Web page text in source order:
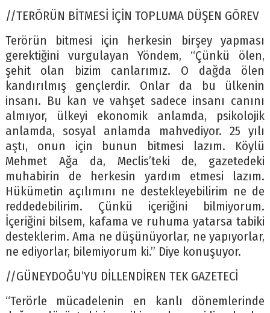
//TERÖRÜN BİTMESİ İÇİN TOPLUMA DÜŞEN GÖREV
Terörün bitmesi için herkesin birşey yapması
gerektiğini vurgulayan Yöndem, “Çünkü ölen,
şehit olan bizim canlarımız. O dağda ölen
kandırılmış gençlerdir. Onlar da bu ülkenin
insanı. Bu kan ve vahşet sadece insanı canını
almıyor, ülkeyi ekonomik anlamda, psikolojik
anlamda, sosyal anlamda mahvediyor. 25 yılı
aştı, onun için bunun bitmesi lazım. Köylü
Mehmet Ağa da, Meclis’teki de, gazetedeki
muhabirin de herkesin yardım etmesi lazım.
Hükümetin açılımını ne destekleyebilirim ne de
reddedebilirim. Çünkü içeriğini bilmiyorum.
İçeriğini bilsem, kafama ve ruhuma yatarsa tabiki
desteklerim. Ama ne düşünüyorlar, ne yapıyorlar,
ne ediyorlar, bilemiyorum ki.” Diye konuşuyor.
//GÜNEYDOĞU’YU DİLLENDİREN TEK GAZETECİ
“Terörle mücadelenin en kanlı dönemlerinde